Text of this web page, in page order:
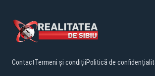
ContactTermeni și condițiiPolitică de